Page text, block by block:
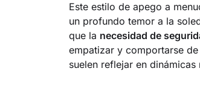
Este estilo de apego a
un profundo temor a la
que la necesidad de
empatizar y comportarse
suelen reflejar en